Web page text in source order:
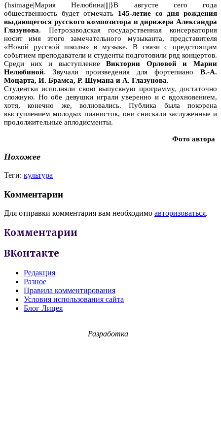
{hsimage|Мария Нелюбина||||}В августе сего года
общественность будет отмечать 145-летие со дня рождения
выдающегося русского композитора и дирижера Александра
Глазунова. Петрозаводская государственная консерватория
носит имя этого замечательного музыканта, представителя
«Новой русской школы» в музыке. В связи с предстоящим
событием преподаватели и студенты подготовили ряд концертов.
Среди них и выступлениеВиктории Орловой и Марии
Нелюбиной. Звучали произведения для фортепиано В.-А.
Моцарта, И. Брамса, Р. Шумана и А. Глазунова.
Студентки исполняли свою выпускную программу, достаточно
сложную. Но обе девушки играли уверенно и с вдохновением,
хотя, конечно же, волновались. Публика была покорена
выступлением молодых пианисток, они снискали заслуженные и
продолжительные аплодисменты.
Фото автора
Похожее
Теги: культура
Комментарии
Для отправки комментария вам необходимо авторизоваться.
Комментарии
ВКонтакте
Редакция
Разное
Правила комментирования
Условия использования сайта
Блог Лицея
Разработка